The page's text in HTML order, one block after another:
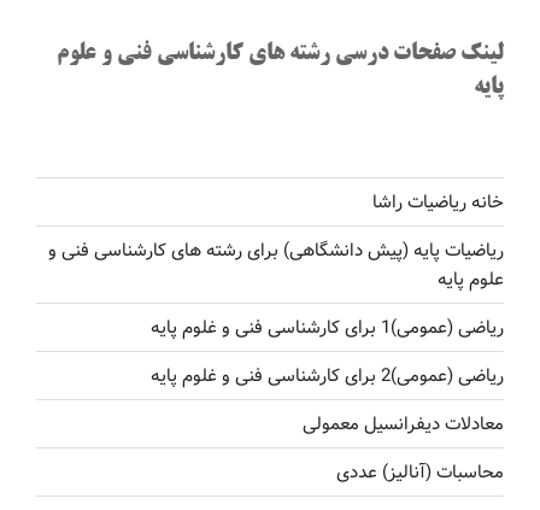
لینک صفحات درسی رشته های کارشناسی فنی و علوم
پایه
خانه ریاضیات راشا
ریاضیات پایه (پیش دانشگاهی) برای رشته های کارشناسی فنی و
علوم پایه
ریاضی (عمومی)1 برای کارشناسی فنی و غلوم پایه
ریاضی (عمومی)2 برای کارشناسی فنی و غلوم پایه
معادلات دیفرانسیل معمولی
محاسبات (آنالیز) عددی